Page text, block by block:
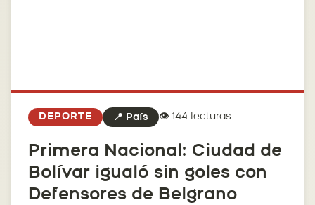
DEPORTE 📍 País 👁️ 144 lecturas
Primera Nacional: Ciudad de
Bolívar igualó sin goles con
Defensores de Belgrano